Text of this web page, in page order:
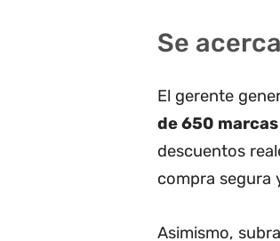
Se
El gerente
de 650 marcas
descuentos
compra segura
Asimismo,